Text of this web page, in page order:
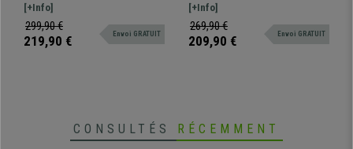
avec Rangements, en Bois,
Noir
Dimensions 136x130 et 72 cm de
hauteur. Bureau de style
contemporain, ample surface de
[+Info]
299,90 €
219,90 € Envoi GRATUIT
120x80x55 cm, Blanc
design nordique, qui se démarque
par son style, sa polyvalence et sa
fonctionnalité. Disponible en deux
[+Info]
269,90 €
209,90 € Envoi GRATUIT
CONSULTÉS RÉCEMMENT